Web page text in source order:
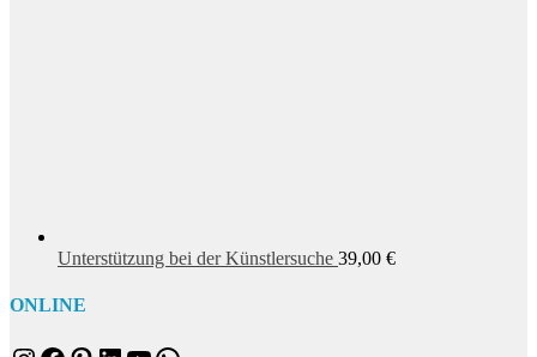
Unterstützung bei der Künstlersuche 39,00 €
ONLINE